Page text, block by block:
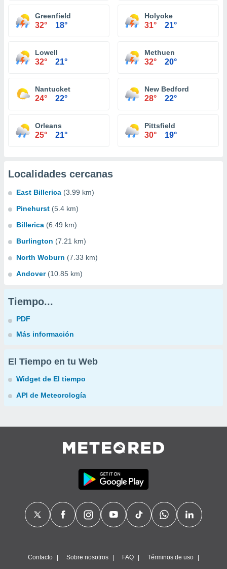
Greenfield
32° 18°
Holyoke
31° 21°
Lowell
32° 21°
Methuen
32° 20°
Nantucket
24° 22°
New Bedford
28° 22°
Orleans
25° 21°
Pittsfield
30° 19°
Localidades cercanas
East Billerica (3.99 km)
Pinehurst (5.4 km)
Billerica (6.49 km)
Burlington (7.21 km)
North Woburn (7.33 km)
Andover (10.85 km)
Tiempo...
PDF
Más información
El Tiempo en tu Web
Widget de El tiempo
API de Meteorología
Contacto Sobre nosotros FAQ Términos de uso